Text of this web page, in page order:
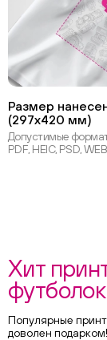
Размер
(297х420 мм)
Допустимые
PDF, HEIC, PSD,
Хит
футболок
Популярные
доволен подарком!